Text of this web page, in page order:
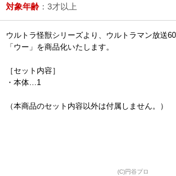
対象年齢 ：3才以上
ウルトラ怪獣シリーズより、ウルトラマン放送
「ウー」を商品化いたします。
［セット内容］
・本体…1
（本商品のセット内容以外は付属しません。）
(C)円谷プロ